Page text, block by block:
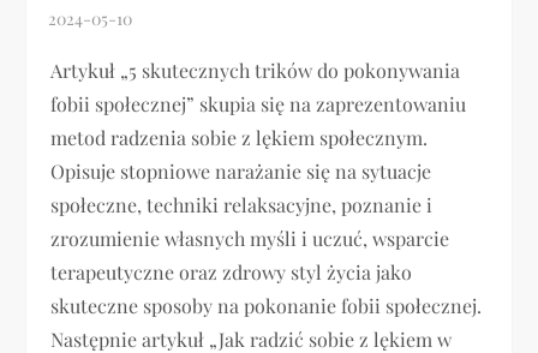
Artykuł „5 skutecznych trików do pokonywania
fobii społecznej” skupia się na zaprezentowaniu
metod radzenia sobie z lękiem społecznym.
Opisuje stopniowe narażanie się na sytuacje
społeczne, techniki relaksacyjne, poznanie i
zrozumienie własnych myśli i uczuć, wsparcie
terapeutyczne oraz zdrowy styl życia jako
skuteczne sposoby na pokonanie fobii społecznej.
Następnie artykuł „Jak radzić sobie z lękiem w